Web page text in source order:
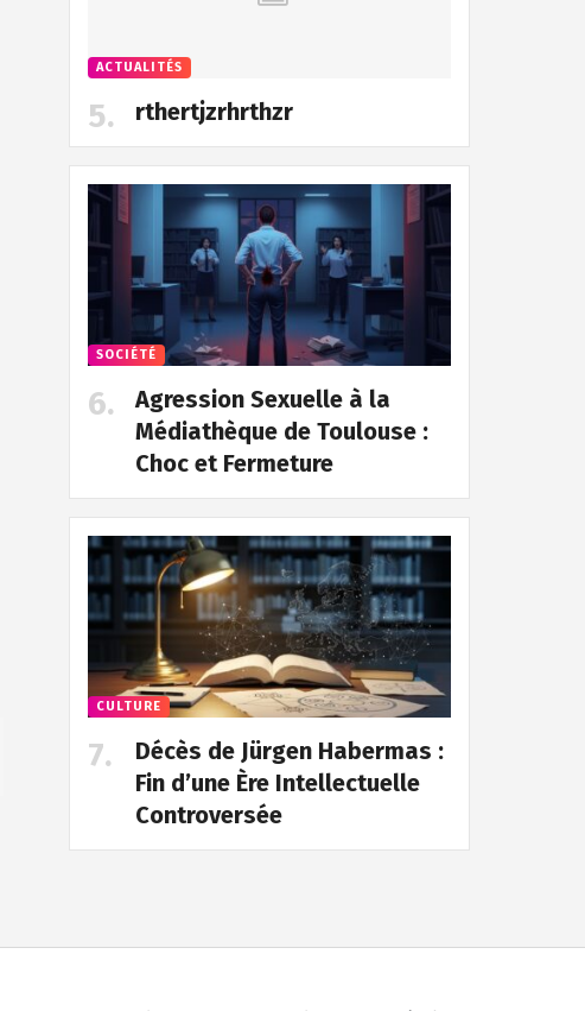
ACTUALITÉS
rthertjzrhrthzr
SOCIÉTÉ
Agression Sexuelle à la
Médiathèque de Toulouse :
Choc et Fermeture
CULTURE
Décès de Jürgen Habermas :
Fin d’une Ère Intellectuelle
Controversée